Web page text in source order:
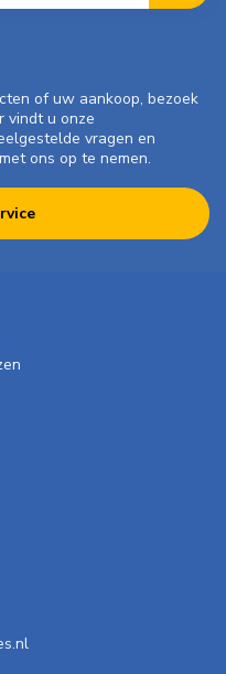
of uw aankoop, bezoek
vindt u onze
vragen en
ons op te nemen.